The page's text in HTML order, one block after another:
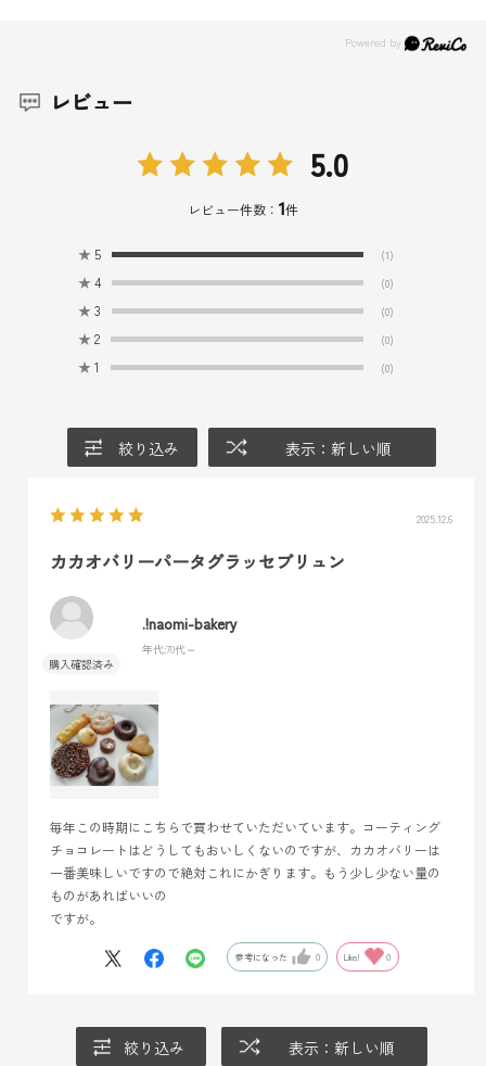
レビュー
5.0
レビュー件数： 1件
★ 5 (1)
★ 4 (0)
★ 3 (0)
★ 2 (0)
★ 1 (0)
絞り込み 表示：新しい順
2025.12.6
カカオバリーパータグラッセブリュン
.!naomi-bakery
年代:70代～
毎年この時期にこちらで買わせていただいています。コーティング
チョコレートはどうしてもおいしくないのですが、カカオバリーは
一番美味しいですので絶対これにかぎります。もう少し少ない量の
ものがあればいいの
ですが。
参考になった 0 Like! 0
絞り込み 表示：新しい順